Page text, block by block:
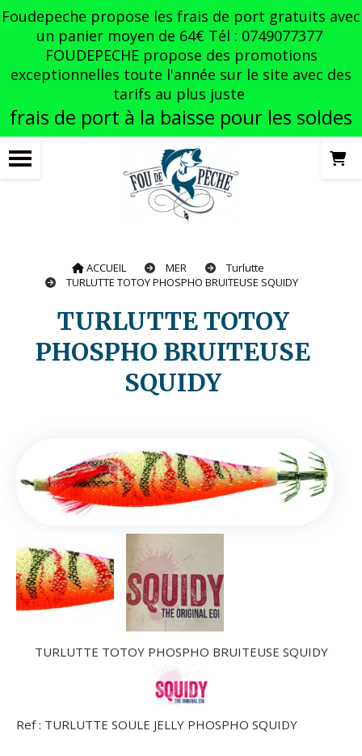
Foudepeche propose les frais de port gratuits avec
un panier moyen de 64€ Tél : 0749077377
FOUDEPECHE propose des promotions
exceptionnelles toute l'année sur le site avec des
tarifs au plus juste
frais de port à la baisse pour les soldes
ACCUEIL MER
Turlutte
TURLUTTE TOTOY PHOSPHO BRUITEUSE SQUIDY
TURLUTTE TOTOY
PHOSPHO BRUITEUSE
SQUIDY
TURLUTTE TOTOY PHOSPHO BRUITEUSE SQUIDY
Ref : TURLUTTE SOULE JELLY PHOSPHO SQUIDY